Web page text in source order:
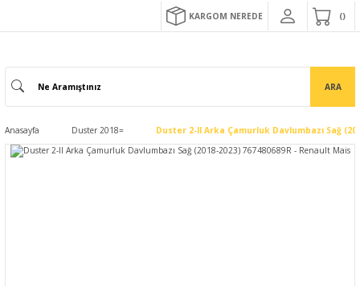
KARGOM NEREDE
ARA
Anasayfa Duster 2018= Duster 2-II Arka Çamurluk Davlumbazı Sağ